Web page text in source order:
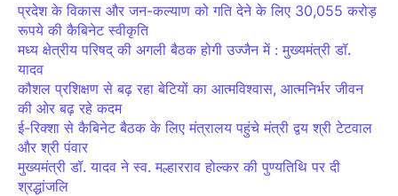
प्रदेश के विकास और जन-कल्याण को गति देने के लिए 30,055 करोड़
रूपये की कैबिनेट स्वीकृति
मध्य क्षेत्रीय परिषद् की अगली बैठक होगी उज्जैन में : मुख्यमंत्री डॉ.
यादव
कौशल प्रशिक्षण से बढ़ रहा बेटियों का आत्मविश्वास, आत्मनिर्भर जीवन
की ओर बढ़ रहे कदम
ई-रिक्शा से कैबिनेट बैठक के लिए मंत्रालय पहुंचे मंत्री द्वय श्री टेटवाल
और श्री पंवार
मुख्यमंत्री डॉ. यादव ने स्व. मल्हारराव होल्कर की पुण्यतिथि पर दी
श्रद्धांजलि